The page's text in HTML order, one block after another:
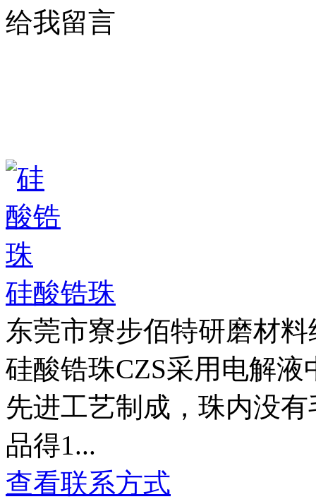
给我留言
硅酸锆珠
东莞市寮步佰特研磨材料
硅酸锆珠CZS采用电解
先进工艺制成，珠内没
品得1...
查看联系方式